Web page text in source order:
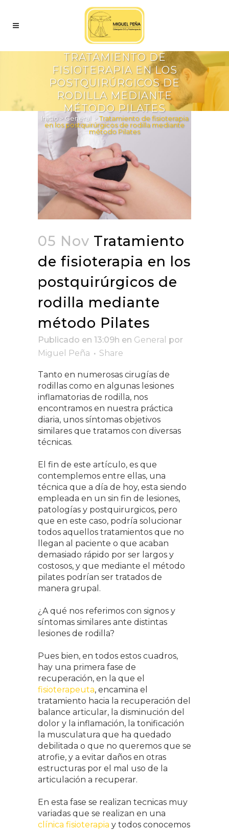
TRATAMIENTO DE
FISIOTERAPIA EN LOS
POSTQUIRÚRGICOS DE
RODILLA MEDIANTE
MÉTODO PILATES
Inicio>General >Tratamiento de fisioterapia
en los postquirúrgicos de rodilla mediante
método Pilates
05 Nov Tratamiento
de fisioterapia en los
postquirúrgicos de
rodilla mediante
método Pilates
Publicado en 13:09h en General por
Miguel Peña
Share
Tanto en numerosas cirugías de
rodillas como en algunas lesiones
inflamatorias de rodilla, nos
encontramos en nuestra práctica
diaria, unos síntomas objetivos
similares que tratamos con diversas
técnicas.
El fin de este artículo, es que
contemplemos entre ellas, una
técnica que a día de hoy, esta siendo
empleada en un sin fin de lesiones,
patologías y postquirurgicos, pero
que en este caso, podría solucionar
todos aquellos tratamientos que no
llegan al paciente o que acaban
demasiado rápido por ser largos y
costosos, y que mediante el método
pilates podrían ser tratados de
manera grupal.
¿A qué nos referimos con signos y
síntomas similares ante distintas
lesiones de rodilla?
Pues bien, en todos estos cuadros,
hay una primera fase de
recuperación, en la que el
fisioterapeuta, encamina el
tratamiento hacia la recuperación del
balance articular, la disminución del
dolor y la inflamación, la tonificación
la musculatura que ha quedado
debilitada o que no queremos que se
atrofie, y a evitar daños en otras
estructuras por el mal uso de la
articulación a recuperar.
En esta fase se realizan tecnicas muy
variadas que se realizan en una
clínica fisioterapia y todos conocemos